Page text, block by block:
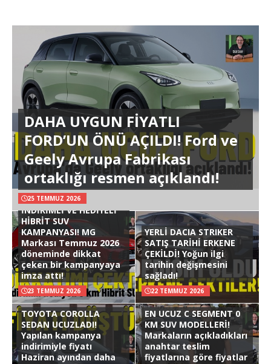
DAHA UYGUN FİYATLI
FORD’UN ÖNÜ AÇILDI! Ford ve
Geely Avrupa Fabrikası
ortaklığı resmen açıklandı!
25 TEMMUZ 2026
İNDİRİMLİ VE HEDİYELİ
HİBRİT SUV
KAMPANYASI! MG
Markası Temmuz 2026
döneminde dikkat
çeken bir kampanyaya
imza attı!
23 TEMMUZ 2026
YERLİ DACIA STRIKER
SATIŞ TARİHİ ERKENE
ÇEKİLDİ! Yoğun ilgi
tarihin değişmesini
sağladı!
22 TEMMUZ 2026
TOYOTA COROLLA
SEDAN UCUZLADI!
Yapılan kampanya
indirimiyle fiyatı
Haziran ayından daha
EN UCUZ C SEGMENT 0
KM SUV MODELLERİ!
Markaların açıkladıkları
anahtar teslim
fiyatlarına göre fiyatlar